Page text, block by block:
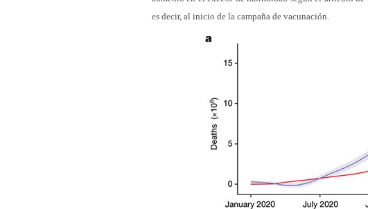
es decir, al inicio de la campaña de vacunación.